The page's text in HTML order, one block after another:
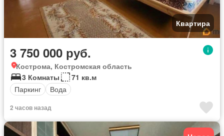
Квартира
3 750 000 руб.
Кострома, Костромская область
3 Комнаты
71 кв.м
Паркинг
Вода
2 часов назад